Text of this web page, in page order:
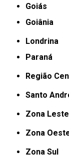
Goiás
Goiânia
Londrina
Paraná
Região
Santo
Zona Leste
Zona
Zona Sul